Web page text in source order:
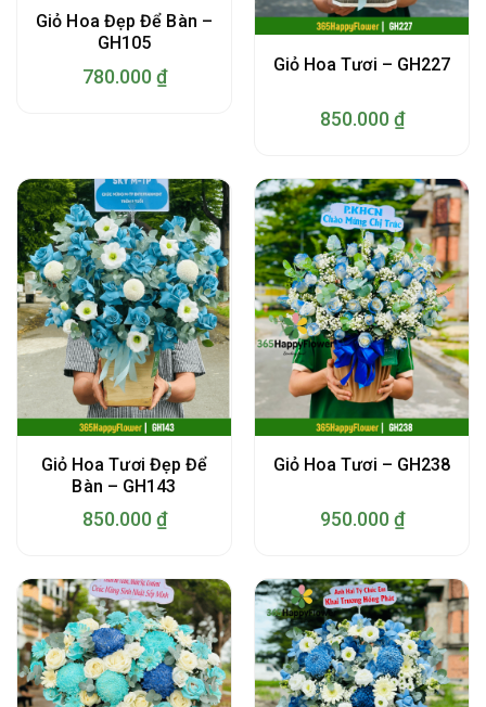
Giỏ Hoa Đẹp Để Bàn –
GH105
780.000 ₫
Giỏ Hoa Tươi – GH227
850.000 ₫
Giỏ Hoa Tươi Đẹp Để
Bàn – GH143
850.000 ₫
Giỏ Hoa Tươi – GH238
950.000 ₫